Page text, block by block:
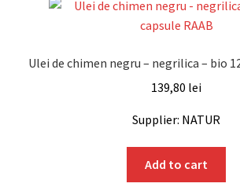
Ulei de chimen negru – negrilica – bio
139,80 lei
Supplier: NATUR
Add to cart